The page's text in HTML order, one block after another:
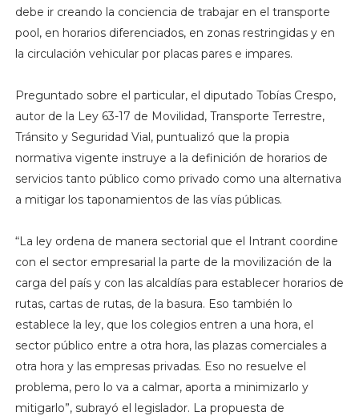
debe ir creando la conciencia de trabajar en el transporte
pool, en horarios diferenciados, en zonas restringidas y en
la circulación vehicular por placas pares e impares.
Preguntado sobre el particular, el diputado Tobías Crespo,
autor de la Ley 63-17 de Movilidad, Transporte Terrestre,
Tránsito y Seguridad Vial, puntualizó que la propia
normativa vigente instruye a la definición de horarios de
servicios tanto público como privado como una alternativa
a mitigar los taponamientos de las vías públicas.
“La ley ordena de manera sectorial que el Intrant coordine
con el sector empresarial la parte de la movilización de la
carga del país y con las alcaldías para establecer horarios de
rutas, cartas de rutas, de la basura. Eso también lo
establece la ley, que los colegios entren a una hora, el
sector público entre a otra hora, las plazas comerciales a
otra hora y las empresas privadas. Eso no resuelve el
problema, pero lo va a calmar, aporta a minimizarlo y
mitigarlo”, subrayó el legislador. La propuesta de